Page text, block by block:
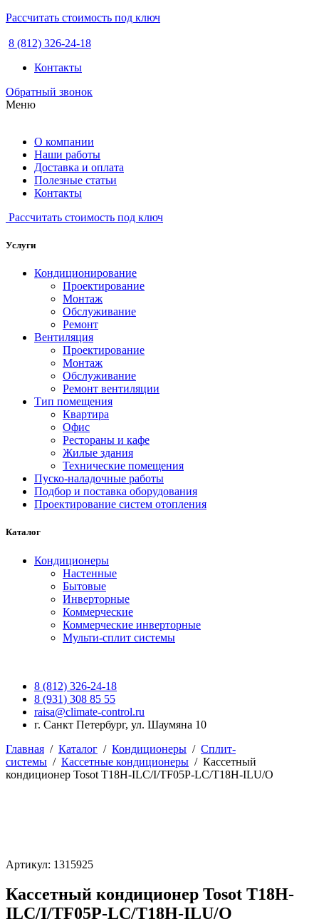
Рассчитать стоимость под ключ
8 (812) 326-24-18
Контакты
Обратный звонок
Меню
О компании
Наши работы
Доставка и оплата
Полезные статьи
Контакты
Рассчитать стоимость под ключ
Услуги
Кондиционирование
Проектирование
Монтаж
Обслуживание
Ремонт
Вентиляция
Проектирование
Монтаж
Обслуживание
Ремонт вентиляции
Тип помещения
Квартира
Офис
Рестораны и кафе
Жилые здания
Технические помещения
Пуско-наладочные работы
Подбор и поставка оборудования
Проектирование систем отопления
Каталог
Кондиционеры
Настенные
Бытовые
Инверторные
Коммерческие
Коммерческие инверторные
Мульти-сплит системы
8 (812) 326-24-18
8 (931) 308 85 55
raisa@climate-control.ru
г. Санкт Петербург, ул. Шаумяна 10
Главная / Каталог / Кондиционеры / Сплит-
системы / Кассетные кондиционеры / Кассетный
кондиционер Tosot T18H-ILC/I/TF05P-LC/T18H-ILU/O
Артикул: 1315925
Кассетный кондиционер Tosot T18H-
ILC/I/TF05P-LC/T18H-ILU/O